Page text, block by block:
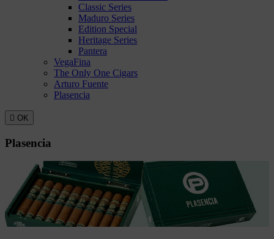
Classic Series
Maduro Series
Edition Special
Heritage Series
Pantera
VegaFina
The Only One Cigars
Arturo Fuente
Plasencia
 OK
Plasencia